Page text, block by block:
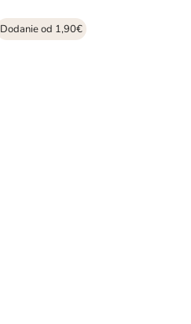
Dodanie od 1,90€